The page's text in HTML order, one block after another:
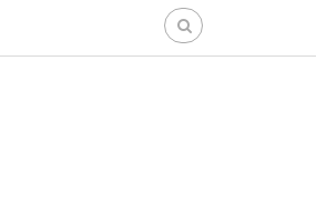
Search
for: